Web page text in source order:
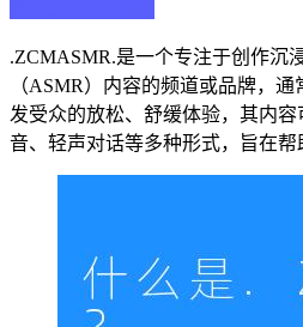
.ZCMASMR.是一个专注于创作沉
（ASMR）内容的频道或品牌，
发受众的放松、舒缓体验，其内
音、轻声对话等多种形式，旨在帮